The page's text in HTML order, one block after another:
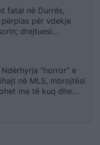
fatal në Durrës,
përplas për vdekje
drejtuesi
Ndërhyrja “horror” e
në MLS, mbrojtësi
me të kuq dhe